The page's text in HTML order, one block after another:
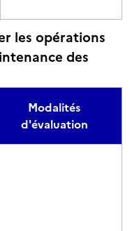
les opérations
des
Modalités
d'évaluation